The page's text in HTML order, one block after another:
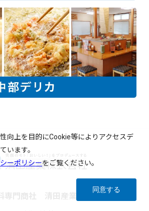
専門商社 清田産業株式会社
向上を目的にCookie等によりアクセスデ
います。
ーポリシーをご覧ください。
同意する